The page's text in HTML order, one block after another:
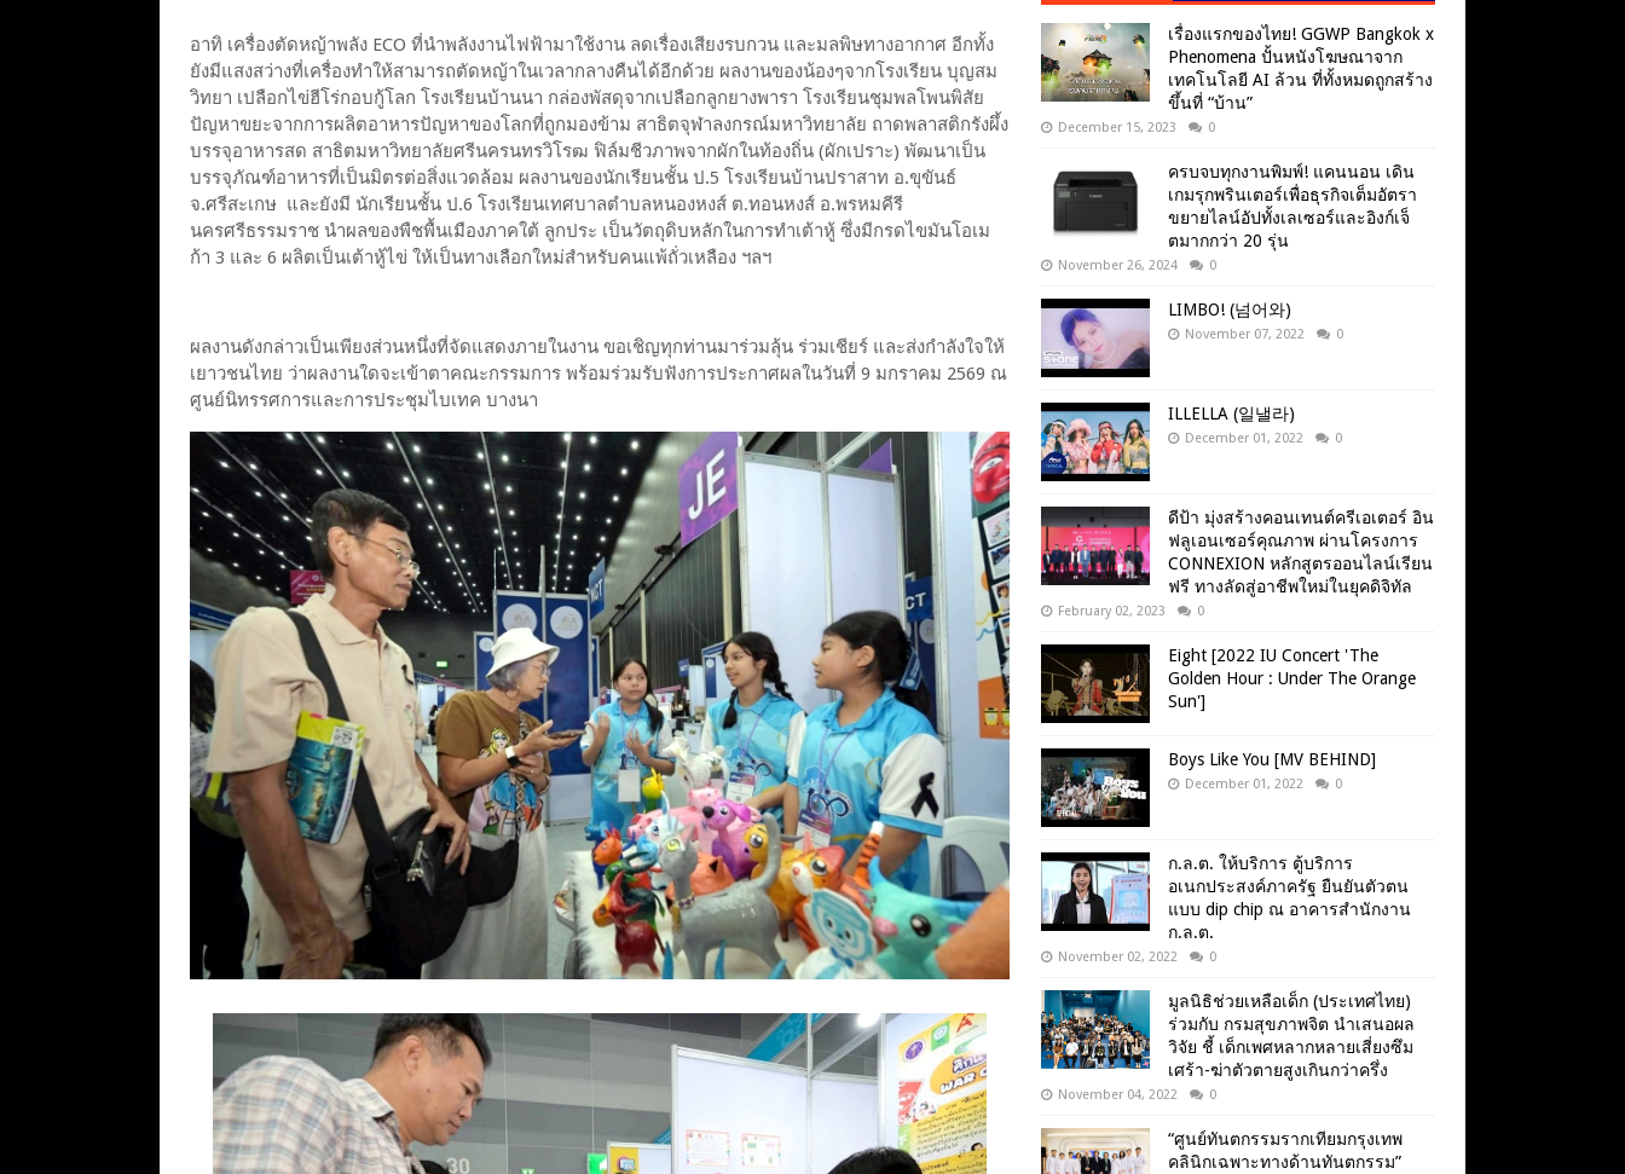
อาทิ เครื่องตัดหญ้าพลัง ECO ที่นำพลังงานไฟฟ้ามาใช้งาน ลดเรื่องเสียงรบกวน และมลพิษทางอากาศ อีกทั้ง
ยังมีแสงสว่างที่เครื่องทำให้สามารถตัดหญ้าในเวลากลางคืนได้อีกด้วย ผลงานของน้องๆจากโรงเรียน บุญสม
วิทยา เปลือกไข่ฮีโร่กอบกู้โลก โรงเรียนบ้านนา กล่องพัสดุจากเปลือกลูกยางพารา โรงเรียนชุมพลโพนพิสัย
ปัญหาขยะจากการผลิตอาหารปัญหาของโลกที่ถูกมองข้าม สาธิตจุฬาลงกรณ์มหาวิทยาลัย ถาดพลาสติกรังผึ้ง
บรรจุอาหารสด สาธิตมหาวิทยาลัยศรีนครนทรวิโรฒ ฟิล์มชีวภาพจากผักในท้องถิ่น (ผักเปราะ) พัฒนาเป็น
บรรจุภัณฑ์อาหารที่เป็นมิตรต่อสิ่งแวดล้อม ผลงานของนักเรียนชั้น ป.5 โรงเรียนบ้านปราสาท อ.ขุขันธ์
จ.ศรีสะเกษ และยังมี นักเรียนชั้น ป.6 โรงเรียนเทศบาลตำบลหนองหงส์ ต.ทอนหงส์ อ.พรหมคีรี
นครศรีธรรมราช นำผลของพืชพื้นเมืองภาคใต้ ลูกประ เป็นวัตถุดิบหลักในการทำเต้าหู้ ซึ่งมีกรดไขมันโอเม
ก้า 3 และ 6 ผลิตเป็นเต้าหู้ไข่ ให้เป็นทางเลือกใหม่สำหรับคนแพ้ถั่วเหลือง ฯลฯ
ผลงานดังกล่าวเป็นเพียงส่วนหนึ่งที่จัดแสดงภายในงาน ขอเชิญทุกท่านมาร่วมลุ้น ร่วมเชียร์ และส่งกำลังใจให้
เยาวชนไทย ว่าผลงานใดจะเข้าตาคณะกรรมการ พร้อมร่วมรับฟังการประกาศผลในวันที่ 9 มกราคม 2569 ณ
ศูนย์นิทรรศการและการประชุมไบเทค บางนา
เรื่องแรกของไทย! GGWP Bangkok x
Phenomena ปั้นหนังโฆษณาจาก
เทคโนโลยี AI ล้วน ที่ทั้งหมดถูกสร้าง
ขึ้นที่ “บ้าน”
December 15, 2023 0
ครบจบทุกงานพิมพ์! แคนนอน เดิน
เกมรุกพรินเตอร์เพื่อธุรกิจเต็มอัตรา
ขยายไลน์อัปทั้งเลเซอร์และอิงก์เจ็
ตมากกว่า 20 รุ่น
November 26, 2024 0
LIMBO! (넘어와)
November 07, 2022 0
ILLELLA (일낼라)
December 01, 2022 0
ดีป้า มุ่งสร้างคอนเทนต์ครีเอเตอร์ อิน
ฟลูเอนเซอร์คุณภาพ ผ่านโครงการ
CONNEXION หลักสูตรออนไลน์เรียน
ฟรี ทางลัดสู่อาชีพใหม่ในยุคดิจิทัล
February 02, 2023 0
Eight [2022 IU Concert 'The
Golden Hour : Under The Orange
Sun']
Boys Like You [MV BEHIND]
December 01, 2022 0
ก.ล.ต. ให้บริการ ตู้บริการ
อเนกประสงค์ภาครัฐ ยืนยันตัวตน
แบบ dip chip ณ อาคารสำนักงาน
ก.ล.ต.
November 02, 2022 0
มูลนิธิช่วยเหลือเด็ก (ประเทศไทย)
ร่วมกับ กรมสุขภาพจิต นำเสนอผล
วิจัย ชี้ เด็กเพศหลากหลายเสี่ยงซึม
เศร้า-ฆ่าตัวตายสูงเกินกว่าครึ่ง
November 04, 2022 0
“ศูนย์ทันตกรรมรากเทียมกรุงเทพ
คลินิกเฉพาะทางด้านทันตกรรม”